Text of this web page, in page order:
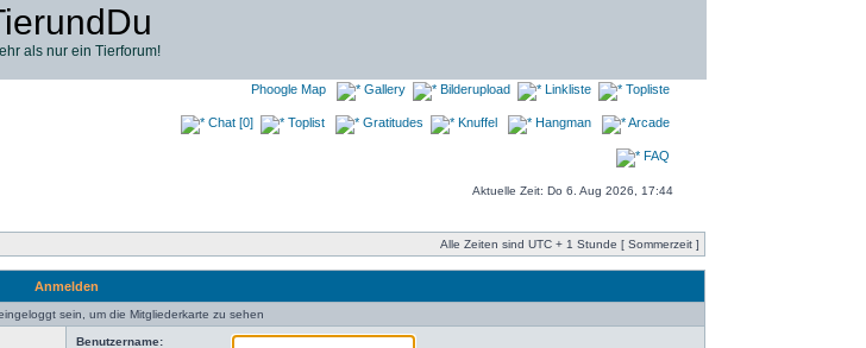
als nur ein Tierforum!
Phoogle Map Gallery Bilderupload Linkliste Topliste
Chat [0] Toplist Gratitudes Knuffel Hangman Arcade
FAQ
Aktuelle Zeit: Do 6. Aug 2026, 17:44
Alle Zeiten sind UTC + 1 Stunde [ Sommerzeit ]
Anmelden
sein, um die Mitgliederkarte zu sehen
Benutzername: